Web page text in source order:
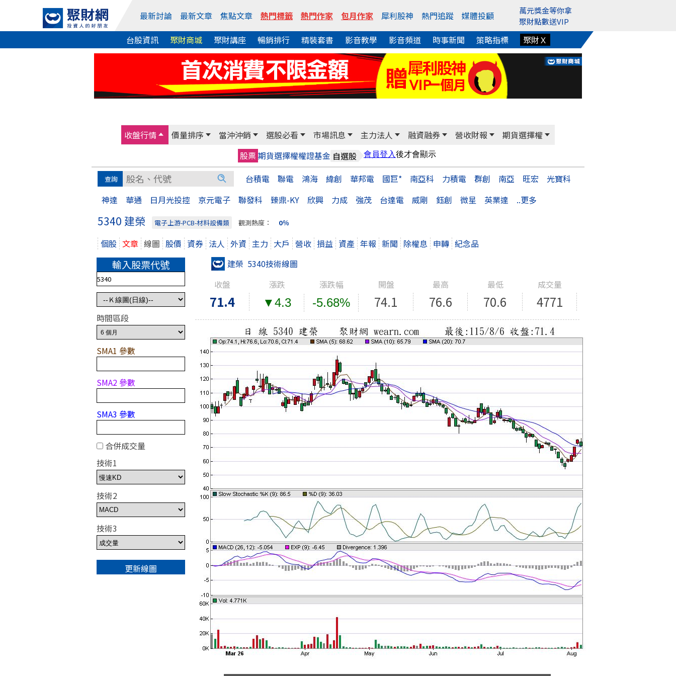
最新討論 最新文章 焦點文章 熱門標籤 熱門作家 包月作家 犀利股神 熱門追蹤 媒體投顧
萬元獎金等你拿
聚財點數送VIP
台股資訊 聚財商城 聚財講座 暢銷排行 精裝套書 影音教學 影音頻道 時事新聞 策略指標 聚財Ｘ
收盤行情 價量排序 當沖沖銷 選股必看 市場訊息 主力法人 融資融券 營收財報
期貨選擇權
股票期貨選擇權權證基金 自選股
台積電
聯電 鴻海 緯創 華邦電 國巨* 南亞科 力積電 群創 南亞 旺宏
光寶科
神達
華通 日月光投控 京元電子 聯發科 臻鼎-KY 欣興 力成 強茂 台達電 威剛 鈺創 微星 英業達 ..更多
5340 建榮 電子上游-PCB-材料設備類 觀測熱度： 0％
個股 文章 線圖 股價 資券 法人 外資 主力 大戶 營收 損益 資產 年報 新聞 除權息 申轉 紀念品
輸入股票代號
時間區段
SMA1 參數
SMA2 參數
SMA3 參數
合併成交量
技術1
技術2
技術3
建榮 5340技術線圖
收盤
漲跌 漲跌幅 開盤 最高 最低 成交量
71.4 ▼4.3 -5.68% 74.1 76.6 70.6 4771